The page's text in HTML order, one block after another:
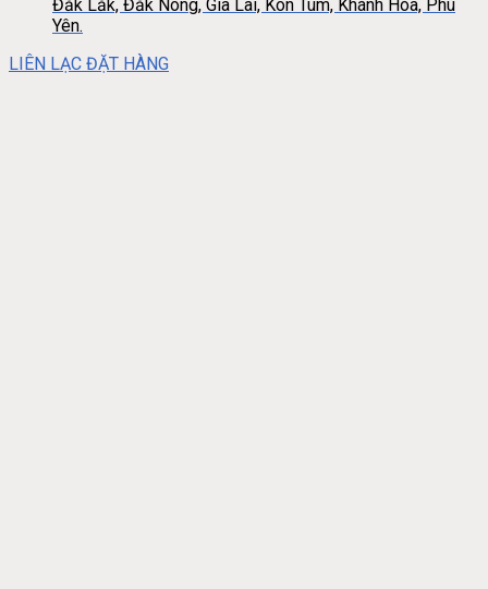
Đăk Lăk, Đăk Nông, Gia Lai, Kon Tum, Khánh Hòa, Phú
Yên.
LIÊN LẠC ĐẶT HÀNG